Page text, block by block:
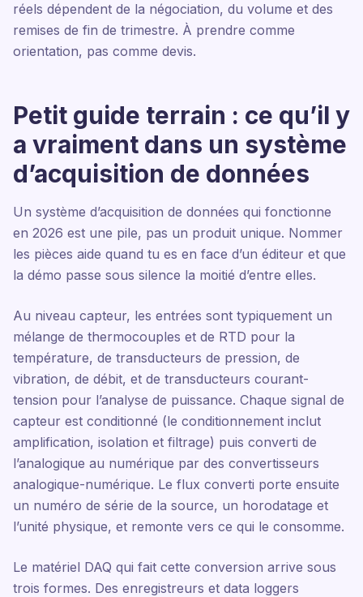
réels dépendent de la négociation, du volume et des
remises de fin de trimestre. À prendre comme
orientation, pas comme devis.
Petit guide terrain : ce qu’il y
a vraiment dans un système
d’acquisition de données
Un système d’acquisition de données qui fonctionne
en 2026 est une pile, pas un produit unique. Nommer
les pièces aide quand tu es en face d’un éditeur et que
la démo passe sous silence la moitié d’entre elles.
Au niveau capteur, les entrées sont typiquement un
mélange de thermocouples et de RTD pour la
température, de transducteurs de pression, de
vibration, de débit, et de transducteurs courant-
tension pour l’analyse de puissance. Chaque signal de
capteur est conditionné (le conditionnement inclut
amplification, isolation et filtrage) puis converti de
l’analogique au numérique par des convertisseurs
analogique-numérique. Le flux converti porte ensuite
un numéro de série de la source, un horodatage et
l’unité physique, et remonte vers ce qui le consomme.
Le matériel DAQ qui fait cette conversion arrive sous
trois formes. Des enregistreurs et data loggers